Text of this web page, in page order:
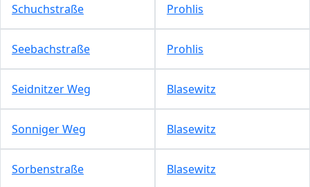
Schuchstraße Prohlis
Seebachstraße Prohlis
Seidnitzer Weg Blasewitz
Sonniger Weg Blasewitz
Sorbenstraße Blasewitz